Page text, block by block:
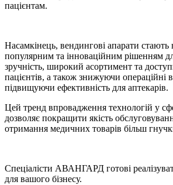
пацієнтам.
Насамкінець, вендингові апарати стають
популярним та інноваційним рішенням
зручність, широкий асортимент та
пацієнтів, а також знижуючи операційні
підвищуючи ефективність для аптекарів.
Цей тренд впровадження технологій у
дозволяє покращити якість
отримання медичних товарів більш
Спеціалісти АВАНГАРД готові
для вашого бізнесу.